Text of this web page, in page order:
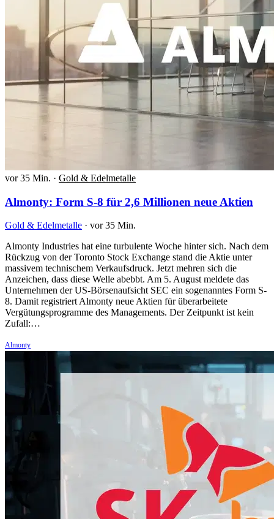
vor 35 Min. · Gold & Edelmetalle
Almonty: Form S-8 für 2,6 Millionen neue Aktien
Gold & Edelmetalle · vor 35 Min.
Almonty Industries hat eine turbulente Woche hinter sich. Nach dem
Rückzug von der Toronto Stock Exchange stand die Aktie unter
massivem technischem Verkaufsdruck. Jetzt mehren sich die
Anzeichen, dass diese Welle abebbt. Am 5. August meldete das
Unternehmen der US-Börsenaufsicht SEC ein sogenanntes Form S-
8. Damit registriert Almonty neue Aktien für überarbeitete
Vergütungsprogramme des Managements. Der Zeitpunkt ist kein
Zufall:…
Almonty